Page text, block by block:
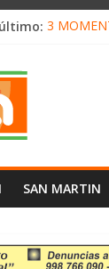
3
SAN MARTIN